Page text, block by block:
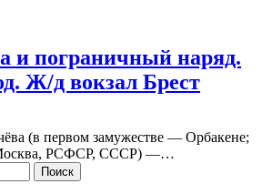
и пограничный наряд.
Ж/д вокзал Брест
(в первом замужестве — Орбакене;
Москва, РСФСР, СССР) —…